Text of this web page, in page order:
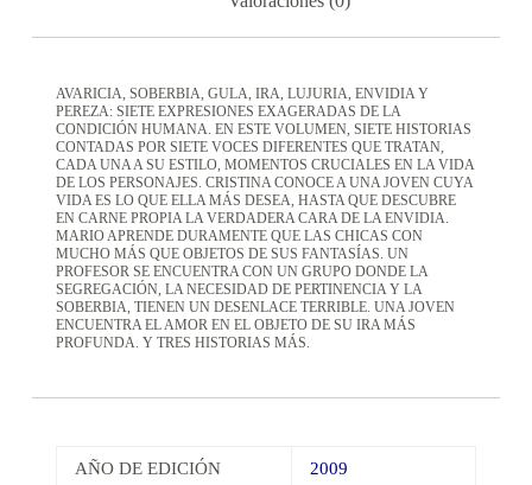
AVARICIA, SOBERBIA, GULA, IRA, LUJURIA, ENVIDIA Y
PEREZA: SIETE EXPRESIONES EXAGERADAS DE LA
CONDICIÓN HUMANA. EN ESTE VOLUMEN, SIETE HISTORIAS
CONTADAS POR SIETE VOCES DIFERENTES QUE TRATAN,
CADA UNA A SU ESTILO, MOMENTOS CRUCIALES EN LA VIDA
DE LOS PERSONAJES. CRISTINA CONOCE A UNA JOVEN CUYA
VIDA ES LO QUE ELLA MÁS DESEA, HASTA QUE DESCUBRE
EN CARNE PROPIA LA VERDADERA CARA DE LA ENVIDIA.
MARIO APRENDE DURAMENTE QUE LAS CHICAS CON
MUCHO MÁS QUE OBJETOS DE SUS FANTASÍAS. UN
PROFESOR SE ENCUENTRA CON UN GRUPO DONDE LA
SEGREGACIÓN, LA NECESIDAD DE PERTINENCIA Y LA
SOBERBIA, TIENEN UN DESENLACE TERRIBLE. UNA JOVEN
ENCUENTRA EL AMOR EN EL OBJETO DE SU IRA MÁS
PROFUNDA. Y TRES HISTORIAS MÁS.
AÑO DE EDICIÓN 2009